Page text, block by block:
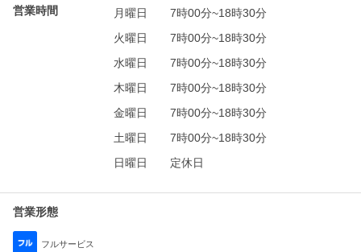
営業時間 月曜日
7時00分~18時30分
火曜日
7時00分~18時30分
水曜日
7時00分~18時30分
木曜日
7時00分~18時30分
金曜日
7時00分~18時30分
土曜日
7時00分~18時30分
日曜日
定休日
営業形態
フルサービス